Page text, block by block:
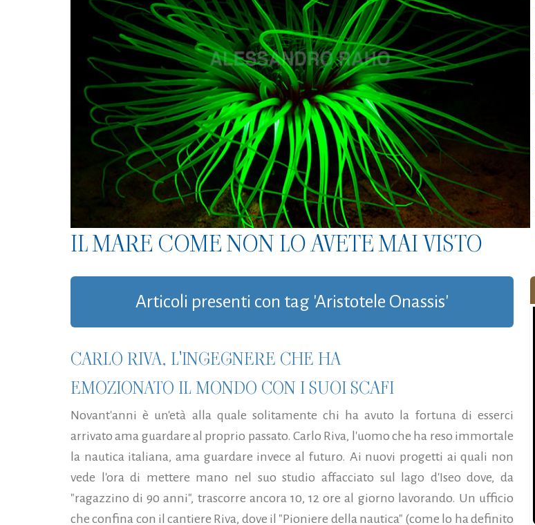
IL MARE COME NON LO AVETE MAI VISTO
Articoli presenti con tag 'Aristotele Onassis'
CARLO RIVA, L'INGEGNERE CHE HA
EMOZIONATO IL MONDO CON I SUOI SCAFI
Novant'anni è un'età alla quale solitamente chi ha avuto la fortuna di esserci
arrivato ama guardare al proprio passato. Carlo Riva, l'uomo che ha reso immortale
la nautica italiana, ama guardare invece al futuro. Ai nuovi progetti ai quali non
vede l'ora di mettere mano nel suo studio affacciato sul lago d'Iseo dove, da
"ragazzino di 90 anni", trascorre ancora 10, 12 ore al giorno lavorando. Un ufficio
che confina con il cantiere Riva, dove il "Pioniere della nautica" (come lo ha definito